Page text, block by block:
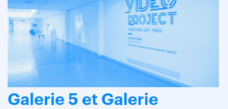
Galerie 5 et Galerie